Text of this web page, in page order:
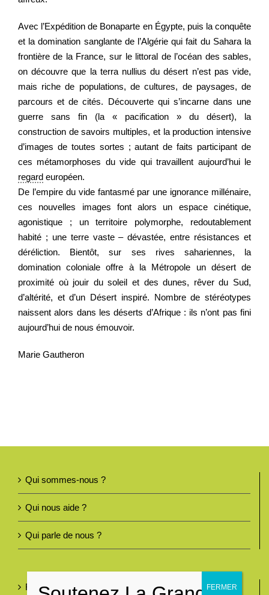
Avec l’Expédition de Bonaparte en Égypte, puis la conquête
et la domination sanglante de l’Algérie qui fait du Sahara la
frontière de la France, sur le littoral de l’océan des sables,
on découvre que la terra nullius du désert n’est pas vide,
mais riche de populations, de cultures, de paysages, de
parcours et de cités. Découverte qui s’incarne dans une
guerre sans fin (la « pacification » du désert), la
construction de savoirs multiples, et la production intensive
d’images de toutes sortes ; autant de faits participant de
ces métamorphoses du vide qui travaillent aujourd’hui le
regard européen.
De l’empire du vide fantasmé par une ignorance millénaire,
ces nouvelles images font alors un espace cinétique,
agonistique ; un territoire polymorphe, redoutablement
habité ; une terre vaste – dévastée, entre résistances et
déréliction. Bientôt, sur ses rives sahariennes, la
domination coloniale offre à la Métropole un désert de
proximité où jouir du soleil et des dunes, rêver du Sud,
d’altérité, et d’un Désert inspiré. Nombre de stéréotypes
naissent alors dans les déserts d’Afrique : ils n’ont pas fini
aujourd’hui de nous émouvoir.
Marie Gautheron
Qui sommes-nous ?
Qui nous aide ?
Qui parle de nous ?
Foire aux questions